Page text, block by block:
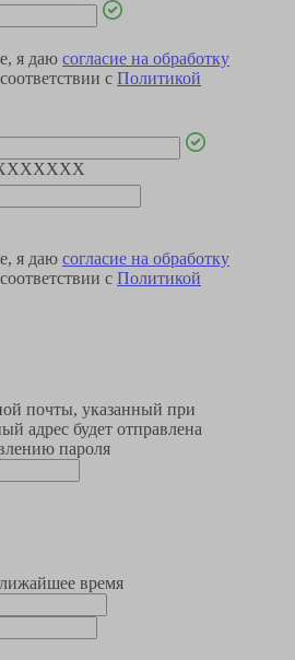
я даю согласие на обработку
с Политикой
я даю согласие на обработку
с Политикой
почты, указанный при
адрес будет отправлена
пароля
время